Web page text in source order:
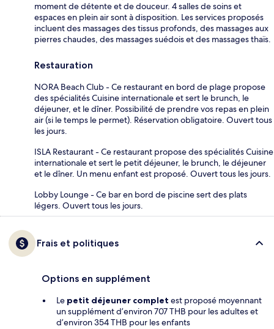
moment de détente et de douceur. 4 salles de soins et
espaces en plein air sont à disposition. Les services proposés
incluent des massages des tissus profonds, des massages aux
pierres chaudes, des massages suédois et des massages thaïs.
Restauration
NORA Beach Club - Ce restaurant en bord de plage propose
des spécialités Cuisine internationale et sert le brunch, le
déjeuner, et le dîner. Possibilité de prendre vos repas en plein
air (si le temps le permet). Réservation obligatoire. Ouvert tous
les jours.
ISLA Restaurant - Ce restaurant propose des spécialités Cuisine
internationale et sert le petit déjeuner, le brunch, le déjeuner
et le dîner. Un menu enfant est proposé. Ouvert tous les jours.
Lobby Lounge - Ce bar en bord de piscine sert des plats
légers. Ouvert tous les jours.
Frais et politiques
Options en supplément
Le petit déjeuner complet est proposé moyennant
un supplément d’environ 707 THB pour les adultes et
d’environ 354 THB pour les enfants